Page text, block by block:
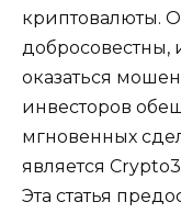
криптовалюты.
добросовестны,
оказаться
инвесторов
мгновенных
является
Эта статья